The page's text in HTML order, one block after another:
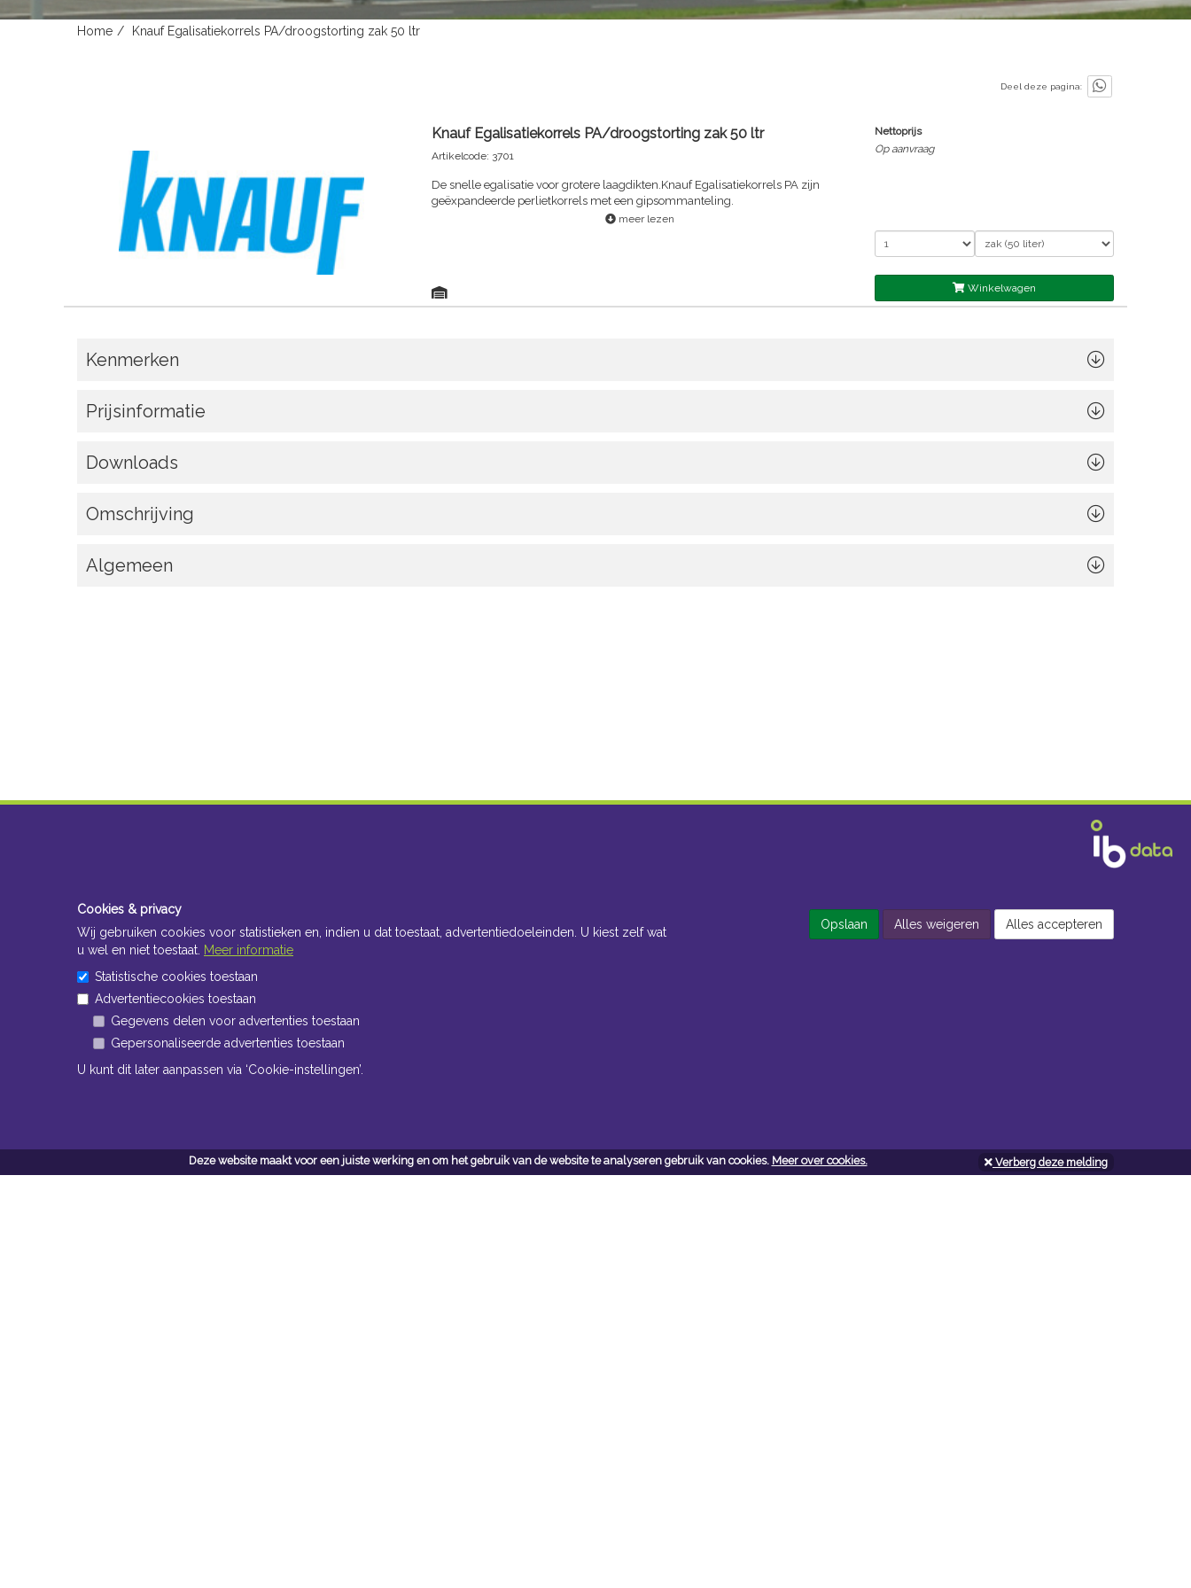
Deze website maakt voor een juiste werking en om het gebruik van de website te analyseren gebruik van cookies. Meer over cookies. Verberg deze melding
Home Knauf Egalisatiekorrels PA/droogstorting zak 50 ltr
Deel deze pagina:
Knauf Egalisatiekorrels PA/droogstorting zak 50 ltr
Artikelcode: 3701
De snelle egalisatie voor grotere laagdikten.Knauf Egalisatiekorrels PA zijn
geëxpandeerde perlietkorrels met een gipsommanteling.
meer lezen
Nettoprijs
Op aanvraag
Winkelwagen
Kenmerken
Prijsinformatie
Downloads
Omschrijving
Algemeen
Cookies & privacy
Wij gebruiken cookies voor statistieken en, indien u dat toestaat, advertentiedoeleinden. U kiest zelf wat
u wel en niet toestaat. Meer informatie
Statistische cookies toestaan
Advertentiecookies toestaan
Gegevens delen voor advertenties toestaan
Gepersonaliseerde advertenties toestaan
U kunt dit later aanpassen via ‘Cookie-instellingen’.
Opslaan Alles weigeren Alles accepteren